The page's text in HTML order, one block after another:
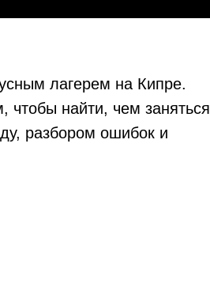
лагерем на Кипре.
чтобы найти, чем заняться
разбором ошибок и